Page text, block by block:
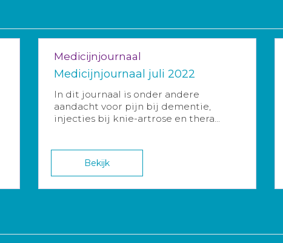
Medicijnjournaal
Medicijnjournaal juli 2022
In dit journaal is onder andere
aandacht voor pijn bij dementie,
injecties bij knie-artrose en thera...
Bekijk